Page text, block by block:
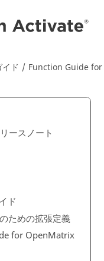
ド Function Guide for
ースノート
ド
ための拡張定義
for OpenMatrix